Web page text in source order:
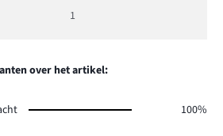
5
1
over het artikel:
100%